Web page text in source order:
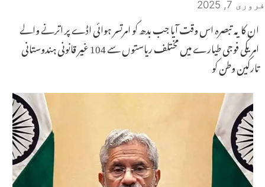
فروری 7, 2025
ان کا یہ تبصرہ اس وقت آیا جب بدھ کو امرتسر ہوائی اڈے پر اترنے والے
امریکی فوجی طیارے میں مختلف ریاستوں سے 104 غیر قانونی ہندوستانی
تارکین وطن کو